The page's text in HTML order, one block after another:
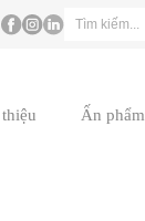
Ấn phẩm